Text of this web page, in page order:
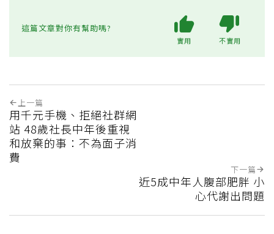
這篇文章對你有幫助嗎?
實用 不實用
上一篇
用千元手機、拒絕社群網
站 48歲社長中年後重視
和放棄的事：不為面子消
費
下一篇
近5成中年人腹部肥胖 小
心代謝出問題